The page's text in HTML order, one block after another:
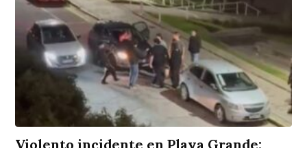
Violento incidente en Playa Grande: